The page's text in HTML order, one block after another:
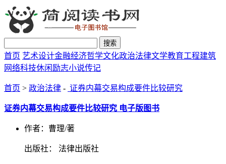
搜索
首页 艺术设计金融经济哲学文化政治法律文学教育工程建筑
网络科技休闲励志小说传记
首页 > 政治法律 - 证券内幕交易构成要件比较研究
证券内幕交易构成要件比较研究 电子版图书
作者：曹理/著
出版社： 法律出版社